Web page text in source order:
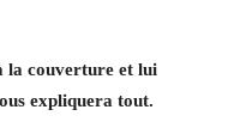
la couverture et lui
expliquera tout.